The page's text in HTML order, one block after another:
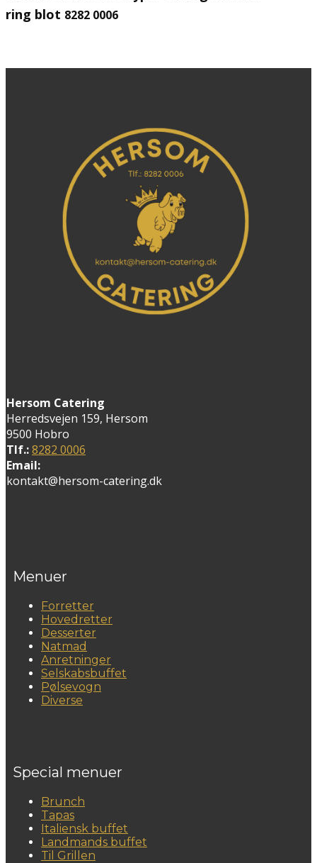
ring blot 8282 0006
Hersom Catering
Herredsvejen 159, Hersom
9500 Hobro
Tlf.:8282 0006
Email:
kontakt@hersom-catering.dk
Menuer
Forretter
Hovedretter
Desserter
Natmad
Anretninger
Selskabsbuffet
Pølsevogn
Diverse
Special menuer
Brunch
Tapas
Italiensk buffet
Landmands buffet
Til Grillen